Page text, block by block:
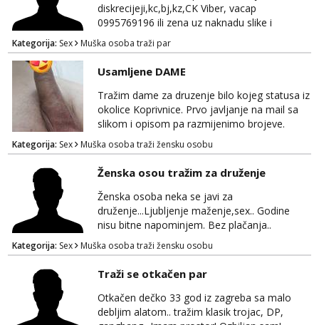
diskrecijeji,kc,bj,kz,CK Viber, vacap
0995769196 ili zena uz naknadu slike i
dopisivanje ne zanima me
Kategorija: Sex Muška osoba traži par
Usamljene DAME
Tražim dame za druzenje bilo kojeg statusa iz
okolice Koprivnice. Prvo javljanje na mail sa
slikom i opisom pa razmijenimo brojeve.
Muski i bonovi STOP.
Kategorija: Sex Muška osoba traži žensku osobu
Ženska osou tražim za druženje
Ženska osoba neka se javi za
druženje...Ljubljenje maženje,sex.. Godine
nisu bitne napominjem. Bez plačanja..
ZAGREB-okolica. Javite se na whatsapp viber
sms 0995323582
Kategorija: Sex Muška osoba traži žensku osobu
Traži se otkačen par
Otkačen dečko 33 god iz zagreba sa malo
debljim alatom.. tražim klasik trojac, DP,